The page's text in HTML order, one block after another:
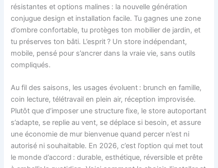
résistantes et options malines : la nouvelle génération
conjugue design et installation facile. Tu gagnes une zone
d’ombre confortable, tu protèges ton mobilier de jardin, et
tu préserves ton bâti. L’esprit ? Un store indépendant,
mobile, pensé pour s’ancrer dans la vraie vie, sans outils
compliqués.
Au fil des saisons, les usages évoluent : brunch en famille,
coin lecture, télétravail en plein air, réception improvisée.
Plutôt que d’imposer une structure fixe, le store autoportant
s’adapte, se replie au vent, se déplace si besoin, et assure
une économie de mur bienvenue quand percer n’est ni
autorisé ni souhaitable. En 2026, c’est l’option qui met tout
le monde d’accord : durable, esthétique, réversible et prête